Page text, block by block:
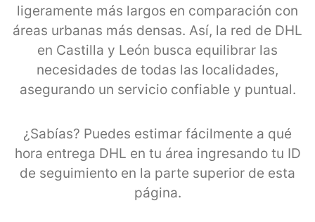
ligeramente más largos en comparación con
áreas urbanas más densas. Así, la red de DHL
en Castilla y León busca equilibrar las
necesidades de todas las localidades,
asegurando un servicio confiable y puntual.
¿Sabías? Puedes estimar fácilmente a qué
hora entrega DHL en tu área ingresando tu ID
de seguimiento en la parte superior de esta
página.